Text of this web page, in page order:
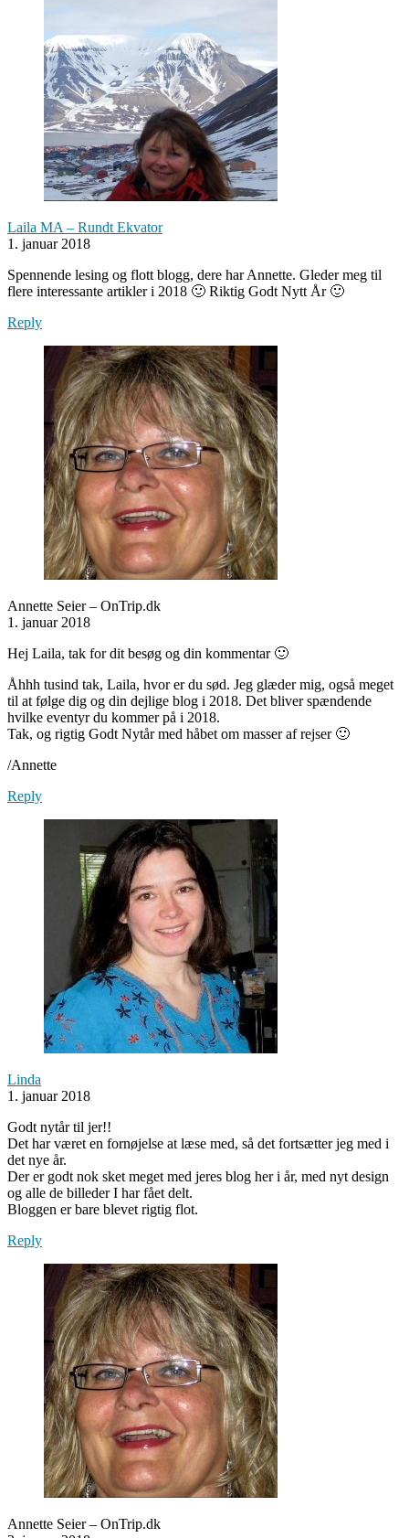
Laila MA – Rundt Ekvator
1. januar 2018
Spennende lesing og flott blogg, dere har Annette. Gleder meg til
flere interessante artikler i 2018 🙂 Riktig Godt Nytt År 🙂
Reply
Annette Seier – OnTrip.dk
1. januar 2018
Hej Laila, tak for dit besøg og din kommentar 🙂
Åhhh tusind tak, Laila, hvor er du sød. Jeg glæder mig, også meget
til at følge dig og din dejlige blog i 2018. Det bliver spændende
hvilke eventyr du kommer på i 2018.
Tak, og rigtig Godt Nytår med håbet om masser af rejser 🙂
/Annette
Reply
Linda
1. januar 2018
Godt nytår til jer!!
Det har været en fornøjelse at læse med, så det fortsætter jeg med i
det nye år.
Der er godt nok sket meget med jeres blog her i år, med nyt design
og alle de billeder I har fået delt.
Bloggen er bare blevet rigtig flot.
Reply
Annette Seier – OnTrip.dk